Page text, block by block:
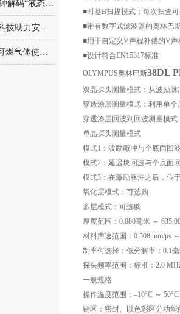
Miris母乳分析仪一分钟解码“液态黄金”的物理密码
智能违禁品仪：现代科技助力安全监管
德国Sewerin Snooper可燃气体使用说明
■时基B扫描模式；每次扫查
■带有数字式滤波器的奥林巴
■用于自定义V声程补偿的V声
■设计符合EN15317标准
OLYMPUS奥林巴斯38DL
双晶探头测量模式：从波励
穿透涂层测量模式：利用单
穿透漆层回波到回波测量模
单晶探头测量模式
模式1：波励廠冲与个底面回
模式2：延迟块回波与个底面
模式3：在激励豚沖之后，位
氧化层模式：可选购
多层模式：可选购
厚度范围：0.080毫米 ～
材料声速范国：0.508 mm/μs
制率何选择：低分解率：0.1
探头频率范围：标准：2.0
一般规格
操作温度范围：–10°C ～ 50°C
键区：密封、以色彩区分功